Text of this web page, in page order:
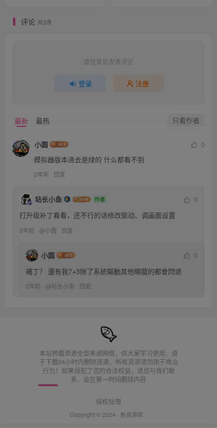
始存档
评论 共3条
请登录后发表评论
登录 注册
最新 最热 只看作者
小圆
0
模拟器版本进去是绿的 什么都看不到
2年前 回复
站长小鱼 作者
0
打升级补丁看看，还不行的话修改驱动、调画面设置
2年前 @小圆 回复
小圆
0
補丁？ 還有我7+3除了系統驅動其他曉龍的都會閃退
2年前 @站长小鱼 回复
本站转载资源全部来源网络，供大家学习使用，请
于下载24小时内删除资源，所有资源请勿用于商业
行为！如果侵犯了您的合法权益，请您与我们联
系，会在第一时间删除内容
侵权处理
Copyright © 2024 · 鱼资源库 ·